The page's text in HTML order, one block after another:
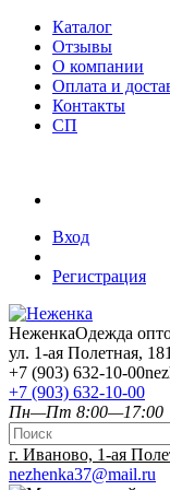
Каталог
Отзывы
О компании
Оплата и
Контакты
СП
Вход
Регистрация
НеженкаОдежда
ул. 1-ая Полетная, 18
+7 (903) 632-10-00
+7 (903) 632-10-00
Пн—Пт 8:00—17:00
г. Иваново, 1-ая
nezhenka37@mail.ru